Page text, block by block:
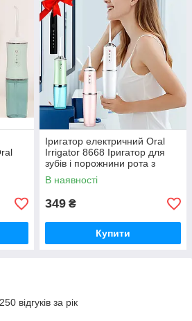
Іригатор електричний Oral
Irrigator 8668 Іригатор для
зубів і порожнини рота з
насадками + ПОДАРУНОК
В наявності
349 ₴
Купити
відгуків за рік